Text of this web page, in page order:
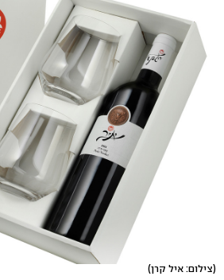
(צילום: איל קרן)